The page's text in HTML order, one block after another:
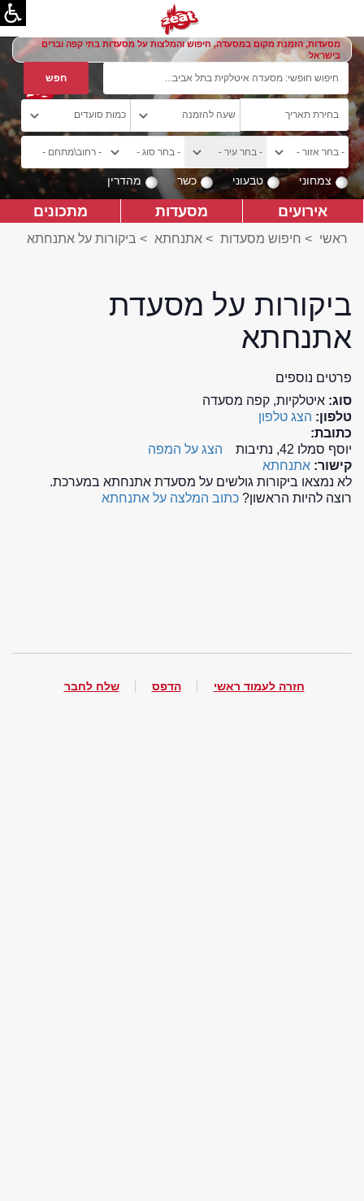
מסעדות, הזמנת מקום במסעדה, חיפוש והמלצות על מסעדות בתי קפה וברים
בישראל
צמחוני טבעוני כשר מהדרין
אירועים מסעדות מתכונים
ראשי > חיפוש מסעדות > אתנחתא > ביקורות על אתנחתא
ביקורות על מסעדת
אתנחתא
פרטים נוספים
סוג: איטלקיות, קפה מסעדה
טלפון: הצג טלפון
כתובת:
יוסף סמלו 42, נתיבות
הצג על המפה
קישור: אתנחתא
לא נמצאו ביקורות גולשים על מסעדת אתנחתא במערכת.
רוצה להיות הראשון? כתוב המלצה על אתנחתא
חזרה לעמוד ראשי הדפס שלח לחבר